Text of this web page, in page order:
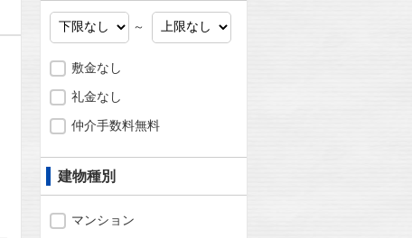
～
敷金なし
礼金なし
仲介手数料無料
建物種別
マンション